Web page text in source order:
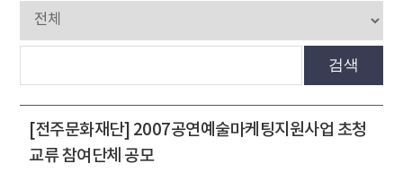
검색
[전주문화재단] 2007공연예술마케팅지원사업 초청
교류 참여단체 공모